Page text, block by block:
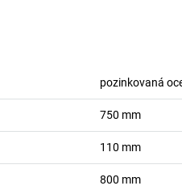
pozinkovaná
750 mm
110 mm
800 mm